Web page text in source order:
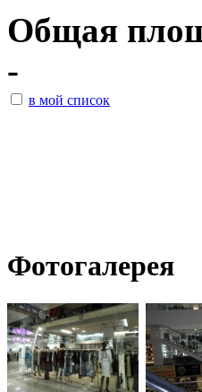
Общая
-
в мой список
Фотогалерея